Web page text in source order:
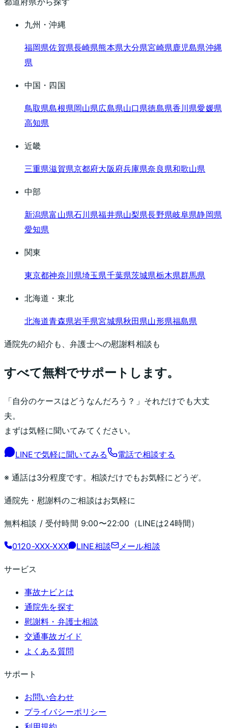
九州・沖縄
福岡県佐賀県長崎県熊本県大分県宮崎県鹿児島県沖縄
県
中国・四国
鳥取県島根県岡山県広島県山口県徳島県香川県愛媛県
高知県
近畿
三重県滋賀県京都府大阪府兵庫県奈良県和歌山県
中部
新潟県富山県石川県福井県山梨県長野県岐阜県静岡県
愛知県
関東
東京都神奈川県埼玉県千葉県茨城県栃木県群馬県
北海道・東北
北海道青森県岩手県宮城県秋田県山形県福島県
通院先の紹介も、弁護士への慰謝料相談も
すべて無料でサポートします。
「自分のケースはどうなんだろう？」それだけでも大丈
夫。
まずは気軽に聞いてみてください。
LINEで気軽に聞いてみる 電話で相談する
※ 通話は3分程度です。相談だけでもお気軽にどうぞ。
通院先・慰謝料のご相談はお気軽に
無料相談 / 受付時間 9:00〜22:00 （LINEは24時間）
0120-XXX-XXX LINE相談 メール相談
サービス
事故ナビとは
通院先を探す
慰謝料・弁護士相談
交通事故ガイド
よくある質問
サポート
お問い合わせ
プライバシーポリシー